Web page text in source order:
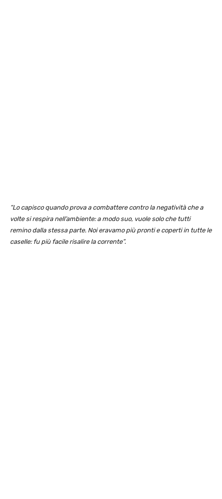
“Lo capisco quando prova a combattere contro la negatività che a
volte si respira nell’ambiente: a modo suo, vuole solo che tutti
remino dalla stessa parte. Noi eravamo più pronti e coperti in tutte le
caselle: fu più facile risalire la corrente”.